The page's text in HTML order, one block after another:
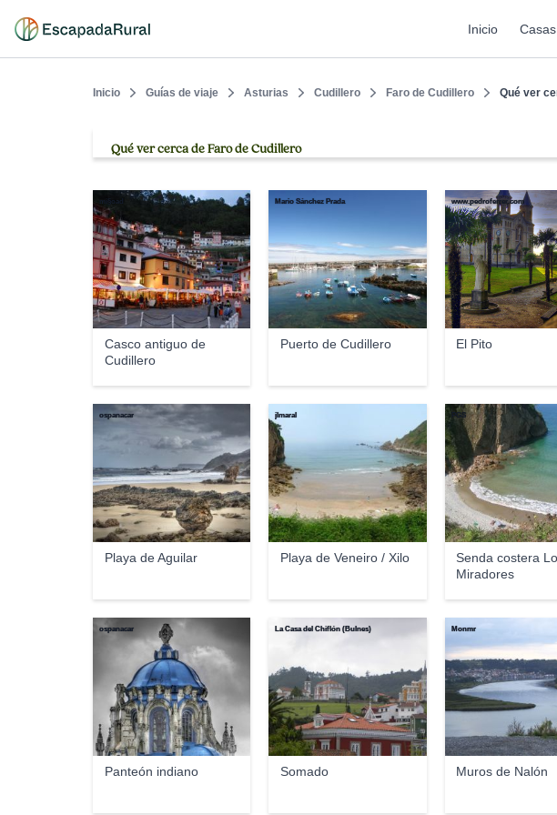
Inicio
Inicio Guías de viaje Asturias Cudillero Faro de Cudillero Qué ver
Qué ver cerca de Faro de Cudillero
Casco antiguo de
Cudillero
mi§oad
Puerto de Cudillero
Mario Sánchez Prada
El Pito
www.pedroferrer.com
Playa de Aguilar
ospanacar
Playa de Veneiro / Xilo
jlmaral
Senda costera
Miradores
PGS
Panteón indiano
ospanacar
Somado
La Casa del Chiflón (Bulnes)
Muros de Nalón
Monmr